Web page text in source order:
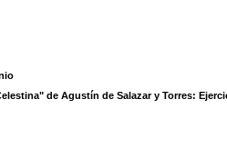
de Agustín de Salazar y Torres: